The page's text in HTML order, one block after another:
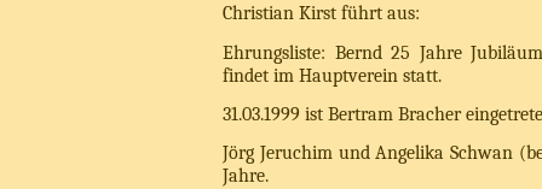
Christian Kirst führt aus:
Ehrungsliste: Bernd 25 Jahre
findet im Hauptverein statt.
31.03.1999 ist Bertram Bracher
Jörg Jeruchim und Angelika Schwan
Jahre.